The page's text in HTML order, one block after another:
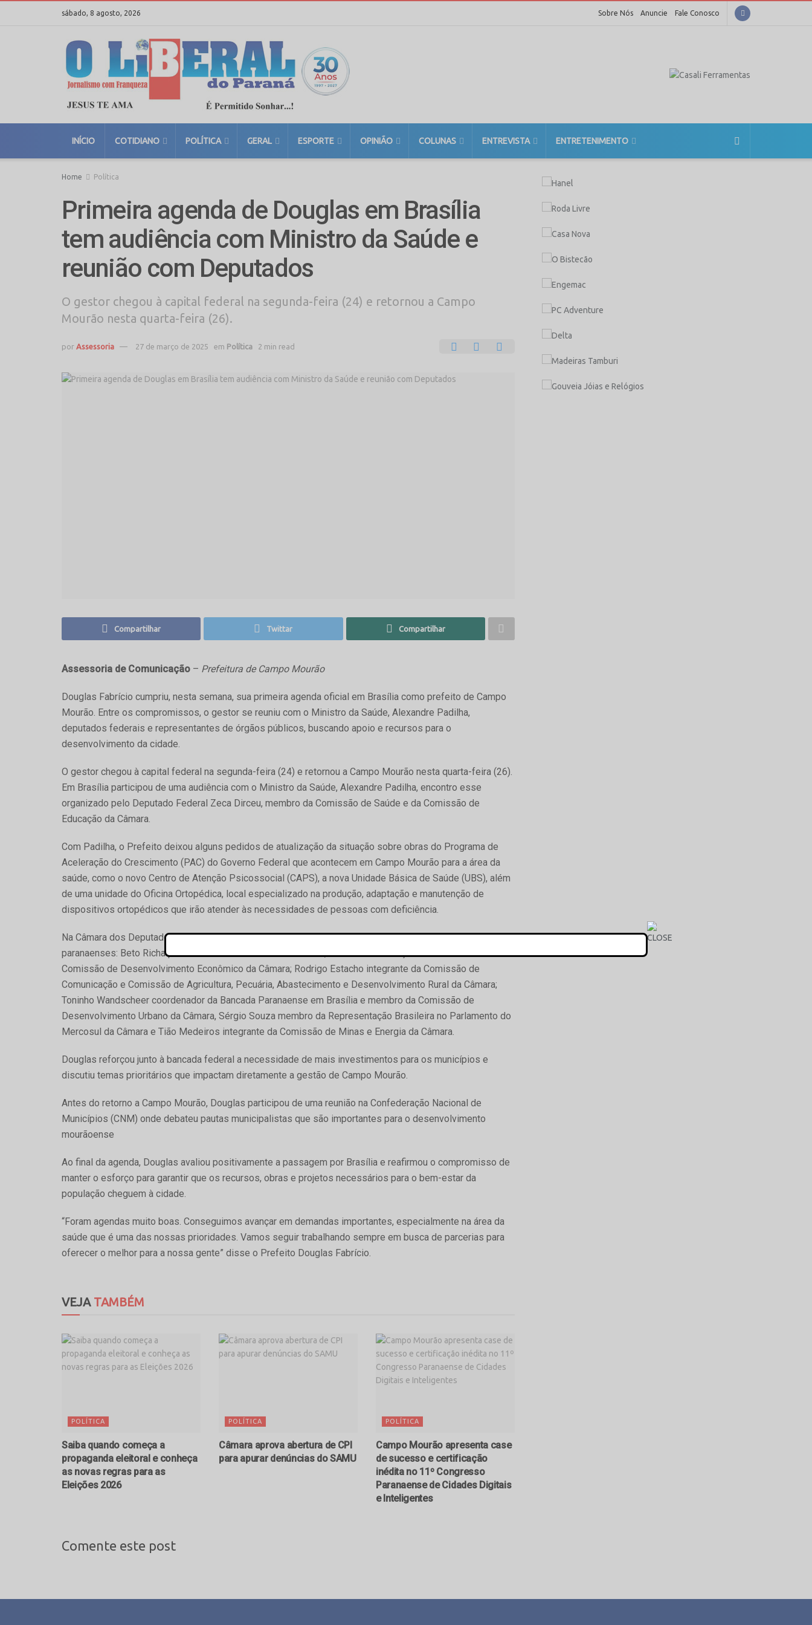
sábado, 8 agosto, 2026 Sobre Nós Anuncie Fale Conosco
INÍCIO COTIDIANO POLÍTICA GERAL ESPORTE OPINIÃO COLUNAS ENTREVISTA ENTRETENIMENTO
Home Política
Primeira agenda de Douglas em Brasília
tem audiência com Ministro da Saúde e
reunião com Deputados
O gestor chegou à capital federal na segunda-feira (24) e retornou a Campo
Mourão nesta quarta-feira (26).
por Assessoria 27 de março de 2025 em Política 2 min read
Compartilhar Twittar Compartilhar
Assessoria de Comunicação – Prefeitura de Campo Mourão
Douglas Fabrício cumpriu, nesta semana, sua primeira agenda oficial em Brasília como prefeito de Campo
Mourão. Entre os compromissos, o gestor se reuniu com o Ministro da Saúde, Alexandre Padilha,
deputados federais e representantes de órgãos públicos, buscando apoio e recursos para o
desenvolvimento da cidade.
O gestor chegou à capital federal na segunda-feira (24) e retornou a Campo Mourão nesta quarta-feira (26).
Em Brasília participou de uma audiência com o Ministro da Saúde, Alexandre Padilha, encontro esse
organizado pelo Deputado Federal Zeca Dirceu, membro da Comissão de Saúde e da Comissão de
Educação da Câmara.
Com Padilha, o Prefeito deixou alguns pedidos de atualização da situação sobre obras do Programa de
Aceleração do Crescimento (PAC) do Governo Federal que acontecem em Campo Mourão para a área da
saúde, como o novo Centro de Atenção Psicossocial (CAPS), a nova Unidade Básica de Saúde (UBS), além
de uma unidade do Oficina Ortopédica, local especializado na produção, adaptação e manutenção de
dispositivos ortopédicos que irão atender às necessidades de pessoas com deficiência.
Na Câmara dos Deputados, Douglas participou de articulações políticas junto aos Deputados Federais
paranaenses: Beto Richa presidente da Comissão de Indústria, Comércio e Serviços e membro da
Comissão de Desenvolvimento Econômico da Câmara; Rodrigo Estacho integrante da Comissão de
Comunicação e Comissão de Agricultura, Pecuária, Abastecimento e Desenvolvimento Rural da Câmara;
Toninho Wandscheer coordenador da Bancada Paranaense em Brasília e membro da Comissão de
Desenvolvimento Urbano da Câmara, Sérgio Souza membro da Representação Brasileira no Parlamento do
Mercosul da Câmara e Tião Medeiros integrante da Comissão de Minas e Energia da Câmara.
Douglas reforçou junto à bancada federal a necessidade de mais investimentos para os municípios e
discutiu temas prioritários que impactam diretamente a gestão de Campo Mourão.
Antes do retorno a Campo Mourão, Douglas participou de uma reunião na Confederação Nacional de
Municípios (CNM) onde debateu pautas municipalistas que são importantes para o desenvolvimento
mourãoense
Ao final da agenda, Douglas avaliou positivamente a passagem por Brasília e reafirmou o compromisso de
manter o esforço para garantir que os recursos, obras e projetos necessários para o bem-estar da
população cheguem à cidade.
“Foram agendas muito boas. Conseguimos avançar em demandas importantes, especialmente na área da
saúde que é uma das nossas prioridades. Vamos seguir trabalhando sempre em busca de parcerias para
oferecer o melhor para a nossa gente” disse o Prefeito Douglas Fabrício.
VEJATAMBÉM
POLÍTICA
Saiba quando começa a
propaganda eleitoral e conheça
as novas regras para as
Eleições 2026
POLÍTICA
Câmara aprova abertura de CPI
para apurar denúncias do SAMU
POLÍTICA
Campo Mourão apresenta case
de sucesso e certificação
inédita no 11º Congresso
Paranaense de Cidades Digitais
e Inteligentes
Comente este post